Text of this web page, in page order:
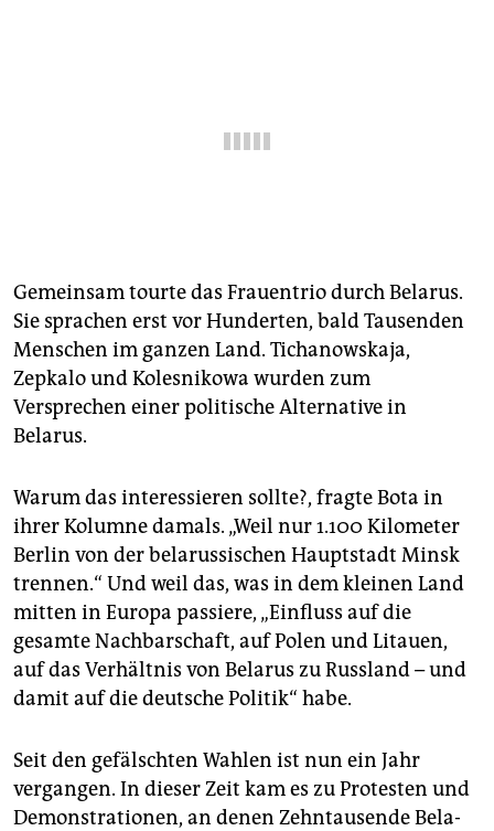
Gemeinsam tourte das Frauentrio durch Belarus.
Sie sprachen erst vor Hunderten, bald Tausenden
Menschen im ganzen Land. Tichanowskaja,
Zepkalo und Kolesnikowa wurden zum
Versprechen einer politische Alternative in
Belarus.
Warum das interessieren sollte?, fragte Bota in
ihrer Kolumne damals. „Weil nur 1.100 Kilometer
Berlin von der belarussischen Hauptstadt Minsk
trennen.“ Und weil das, was in dem kleinen Land
mitten in Europa passiere, „Einfluss auf die
gesamte Nachbarschaft, auf Polen und Litauen,
auf das Verhältnis von Belarus zu Russland – und
damit auf die deutsche Politik“ habe.
Seit den gefälschten Wahlen ist nun ein Jahr
vergangen. In dieser Zeit kam es zu Protesten und
Demonstrationen, an denen Zehntausende Be­la­